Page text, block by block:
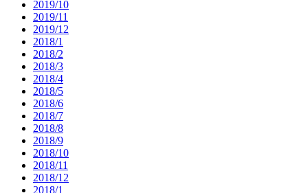
2019/10
2019/11
2019/12
2018/1
2018/2
2018/3
2018/4
2018/5
2018/6
2018/7
2018/8
2018/9
2018/10
2018/11
2018/12
2018/1